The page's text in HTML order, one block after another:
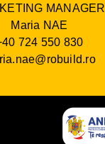
MANAGER
Maria NAE
724 550 830